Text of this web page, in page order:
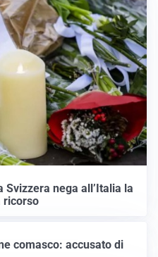
nega all’Italia la
ricorso
comasco: accusato di